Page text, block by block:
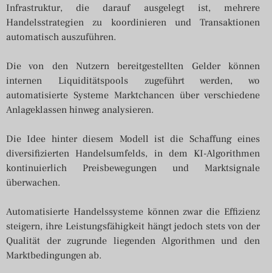
Infrastruktur, die darauf ausgelegt ist, mehrere
Handelsstrategien zu koordinieren und Transaktionen
automatisch auszuführen.
Die von den Nutzern bereitgestellten Gelder können
internen Liquiditätspools zugeführt werden, wo
automatisierte Systeme Marktchancen über verschiedene
Anlageklassen hinweg analysieren.
Die Idee hinter diesem Modell ist die Schaffung eines
diversifizierten Handelsumfelds, in dem KI-Algorithmen
kontinuierlich Preisbewegungen und Marktsignale
überwachen.
Automatisierte Handelssysteme können zwar die Effizienz
steigern, ihre Leistungsfähigkeit hängt jedoch stets von der
Qualität der zugrunde liegenden Algorithmen und den
Marktbedingungen ab.